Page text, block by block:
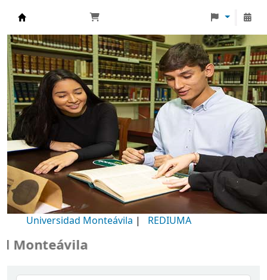
Biblioteca Universidad Monteávila
Universidad Monteávila | REDIUMA